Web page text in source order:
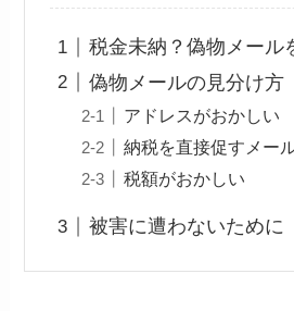
税金未納？偽物メール
偽物メールの見分け方
アドレスがおかしい
納税を直接促すメー
税額がおかしい
被害に遭わないために